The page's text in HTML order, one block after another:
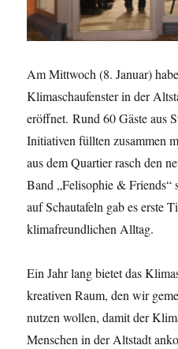
Am Mittwoch (8. Januar)
Klimaschaufenster in der
eröffnet. Rund 60 Gäste aus
Initiativen füllten zusammen
aus dem Quartier rasch den
Band „Felisophie & Friends“
auf Schautafeln gab es erste
klimafreundlichen Alltag.
Ein Jahr lang bietet das
kreativen Raum, den wir
nutzen wollen, damit der
Menschen in der Altstadt